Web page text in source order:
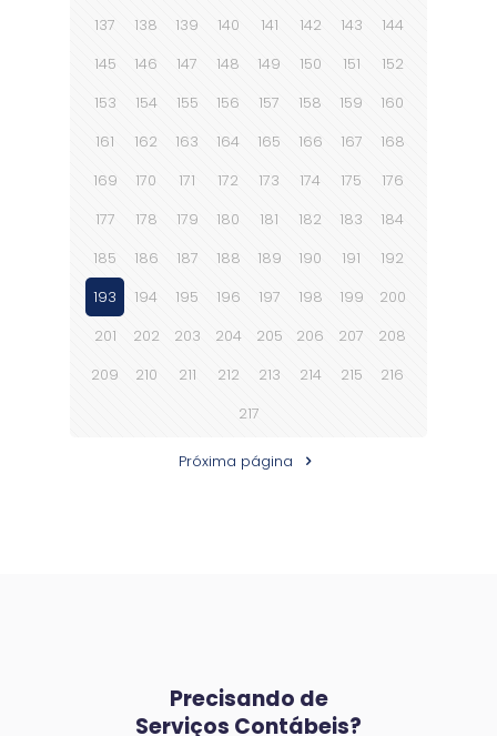
137
138 139 140 141 142 143
144
145
146 147 148 149 150 151
152
153
154 155 156 157 158 159
160
161
162 163 164 165 166 167
168
169
170 171 172 173 174 175
176
177
178 179 180 181 182 183
184
185
186 187 188 189 190 191
192
193
194 195 196 197 198 199
200
201
202 203 204 205 206 207
208
209
210 211 212 213 214 215
216
217
Próxima página
Precisando de
Serviços Contábeis?